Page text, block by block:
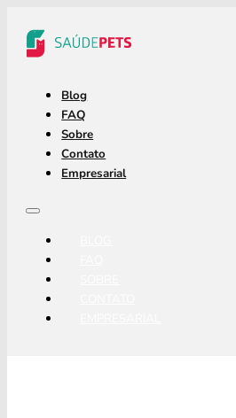
Blog
FAQ
Sobre
Contato
Empresarial